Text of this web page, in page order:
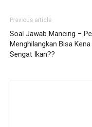
Previous article
Soal Jawab Mancing –
Menghilangkan Bisa Kena
Sengat Ikan??